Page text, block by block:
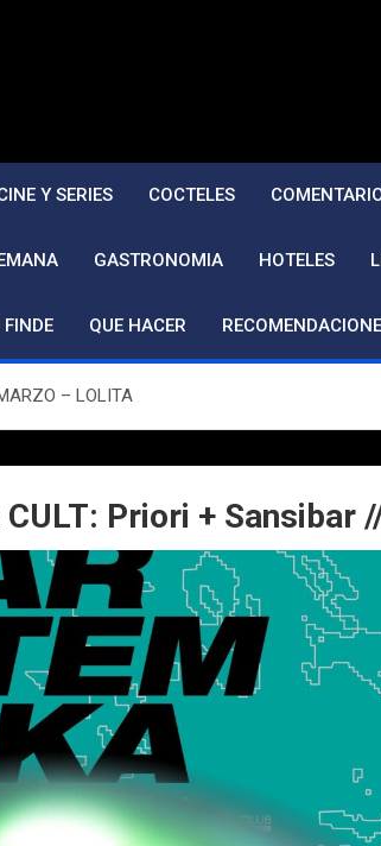
Y SERIES COCTELES
GASTRONOMIA HOTELES
QUE HACER
– LOLITA
Priori + Sansibar